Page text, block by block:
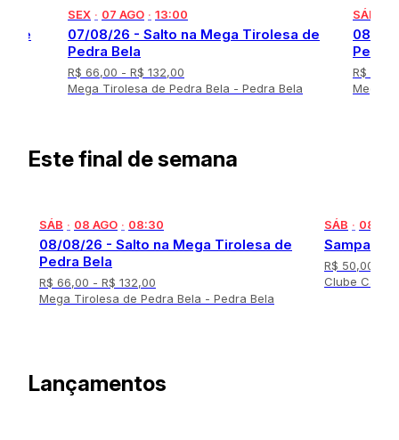
1
de
SEX · 07 AGO · 13:00
07/08/26 - Salto na Mega Tirolesa de
Pedra Bela
R$ 66,00 - R$ 132,00
Mega Tirolesa de Pedra Bela - Pedra Bela
SÁB
08/
Pedra
R$
Mega
mEste final de semana
SÁB · 08 AGO · 08:30
08/08/26 - Salto na Mega Tirolesa de
Pedra Bela
R$ 66,00 - R$ 132,00
Mega Tirolesa de Pedra Bela - Pedra Bela
SÁB · 08
Sampa
R$ 50,00
Clube
mLançamentos